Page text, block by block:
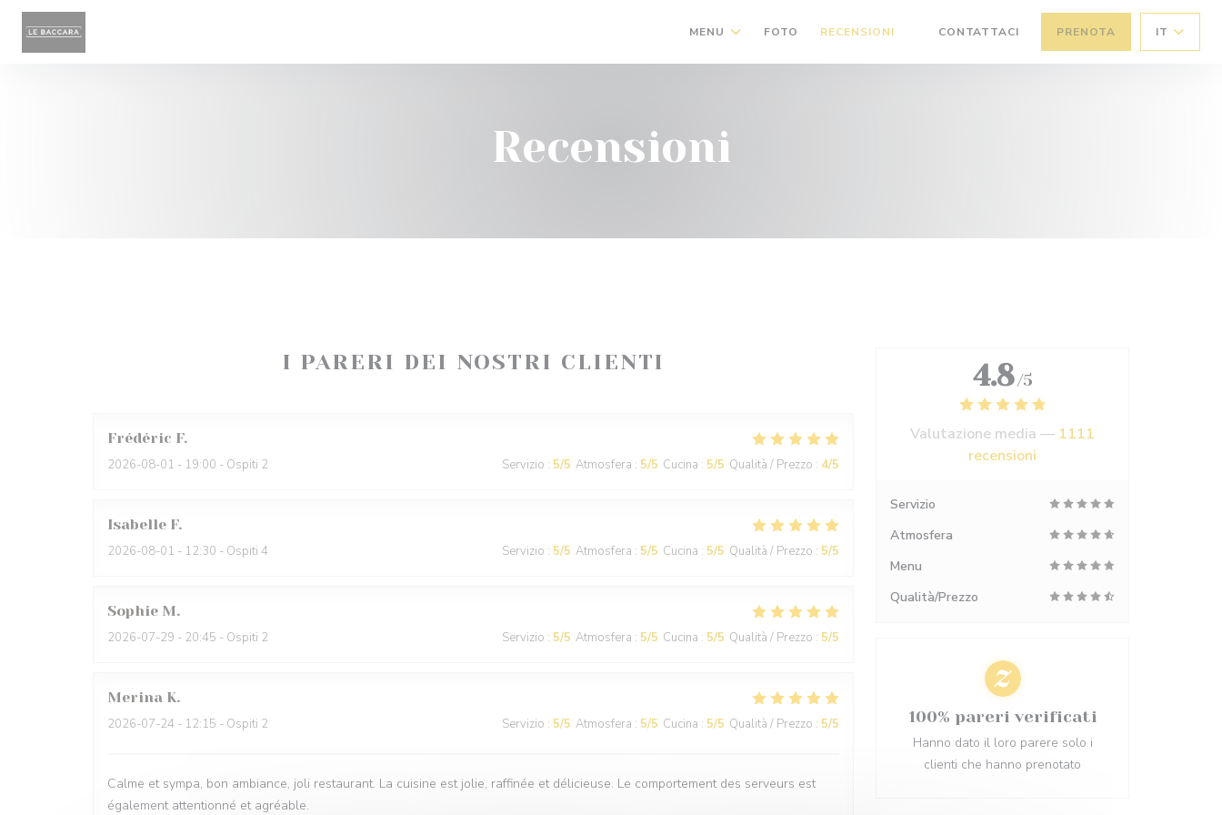
Personalizzazione delle tue scelte sui cookie
MENU FOTO RECENSIONI CONTATTACI PRENOTA IT
Recensioni
I PARERI DEI NOSTRI CLIENTI
Frédéric F
2026-08-01 - 19:00 - Ospiti 2 Servizio : 5/5 Atmosfera : 5/5 Cucina : 5/5 Qualità / Prezzo : 4/5
Isabelle F
2026-08-01 - 12:30 - Ospiti 4 Servizio : 5/5 Atmosfera : 5/5 Cucina : 5/5 Qualità / Prezzo : 5/5
Sophie M
2026-07-29 - 20:45 - Ospiti 2 Servizio : 5/5 Atmosfera : 5/5 Cucina : 5/5 Qualità / Prezzo : 5/5
Merina K
2026-07-24 - 12:15 - Ospiti 2 Servizio : 5/5 Atmosfera : 5/5 Cucina : 5/5 Qualità / Prezzo : 5/5
Calme et sympa, bon ambiance, joli restaurant. La cuisine est jolie, raffinée et délicieuse. Le comportement des serveurs est
également attentionné et agréable.
4.8 /5
Valutazione media — 1111
recensioni
Servizio
Atmosfera
Menu
Qualità/Prezzo
100% pareri verificati
Hanno dato il loro parere solo i
clienti che hanno prenotato